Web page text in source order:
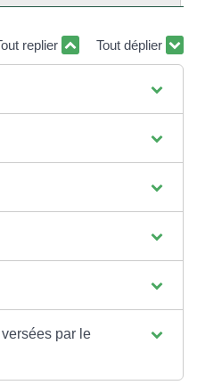
replier Tout déplier
par le